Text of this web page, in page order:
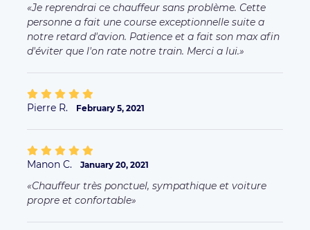
Je reprendrai ce chauffeur sans problème. Cette
personne a fait une course exceptionnelle suite a
notre retard d'avion. Patience et a fait son max afin
d'éviter que l'on rate notre train. Merci a lui.
Pierre R. February 5, 2021
Manon C. January 20, 2021
Chauffeur très ponctuel, sympathique et voiture
propre et confortable